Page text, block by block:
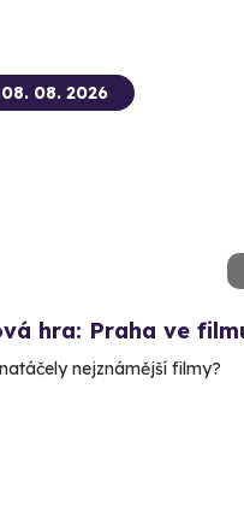
08. 2026
hra: Praha ve
nejznámější filmy?